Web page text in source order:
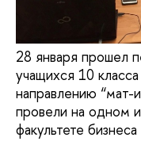
28 января прошел
учащихся 10
направлению
провели на одном
факультете